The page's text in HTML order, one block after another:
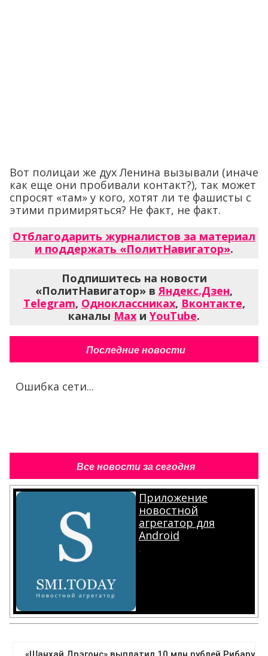
Вот полицаи же дух Ленина вызывали (иначе
как еще они пробивали контакт?), так может
спросят «там» у кого, хотят ли те фашисты с
этими примиряться? Не факт, не факт.
Отблагодарить журналистов за материал
и поддержать «ПолитНавигатор».
Подпишитесь на новости
«ПолитНавигатор» вЯндекс.Дзен,
Telegram, Одноклассниках, Вконтакте,
каналы Max и YouTube.
Последние новости
Ошибка сети...
Все новости за сегодня
Приложение
новостной
агрегатор для
Android
.